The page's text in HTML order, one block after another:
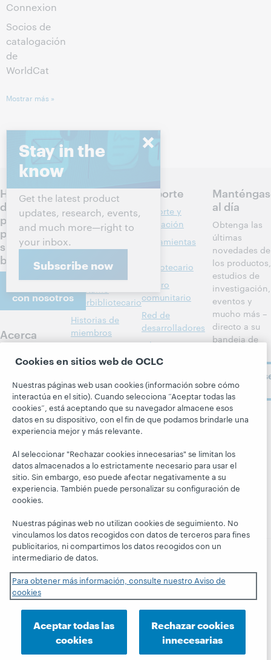
Connexion
Socios de
catalogación
de
WorldCat
Mostrar más »
Stay in the
know
Get the latest product
updates, research, events,
and much more—right to
your inbox.
Subscribe now
Hablemos
de los
próximos
pasos para
su
biblioteca
con nosotros
Acerca
OCLC
Carreras
Respeto y
pertenencia
Aspectos
Dirección
Membresía
Trust Center
Productos
Descubrimiento
y referencia
Metadatos
Préstamo
interbibliotecario
Historias de
miembros
productos y
Aprenda
Investigación
WebJunction
Eventos
Seminarios
web a la carta
Soporte
Soporte y
formación
Herramientas
bibliotecario
Centro
comunitario
Red de
desarrolladores
BibFormats
Alertas del
Blogs
Blog Next
El blog
Together
President's
Leadership
al día
Obtenga las
últimas
novedades de
los productos,
estudios de
investigación,
eventos y
mucho más –
directo a su
bandeja de
ahora
Siga a
© 2026 OCLC Marcas comerciales y/o marcas de
servicios nacionales e internacionales de OCLC, Inc. y de
sus miembros.
Declaración de privacidad Aviso de cookies
Personalizar las configuraciones de cookies
Declaración de accesibilidad Certificado ISO 27001
Cookies en sitios web de OCLC
Nuestras páginas web usan cookies (información sobre cómo
interactúa en el sitio). Cuando selecciona “Aceptar todas las
cookies”, está aceptando que su navegador almacene esos
datos en su dispositivo, con el fin de que podamos brindarle una
experiencia mejor y más relevante.
Al seleccionar "Rechazar cookies innecesarias" se limitan los
datos almacenados a lo estrictamente necesario para usar el
sitio. Sin embargo, eso puede afectar negativamente a su
experiencia. También puede personalizar su configuración de
cookies.
Nuestras páginas web no utilizan cookies de seguimiento. No
vinculamos los datos recogidos con datos de terceros para fines
publicitarios, ni compartimos los datos recogidos con un
intermediario de datos.
Para obtener más información, consulte nuestro Aviso de
cookies
Aceptar todas las
cookies
Rechazar cookies
innecesarias